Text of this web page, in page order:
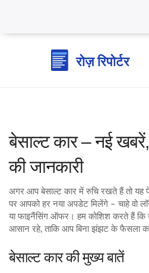
बेसाल्ट कार – नई
की जानकारी
अगर आप बेसाल्ट कार में रुचि रखते हैं तो यह
पर आपको हर नया अपडेट मिलेंगे – चाहे वो
या फाइनैंसिंग ऑफर। हम कोशिश करते हैं कि
आसान रहे, ताकि आप बिना झंझट के फैसला
बेसाल्ट कार की मुख्य बातें